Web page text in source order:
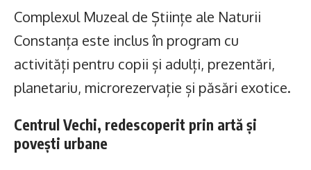
Complexul Muzeal de Științe ale Naturii
Constanța este inclus în program cu
activități pentru copii și adulți, prezentări,
planetariu, microrezervație și păsări exotice.
Centrul Vechi, redescoperit prin artă și
povești urbane